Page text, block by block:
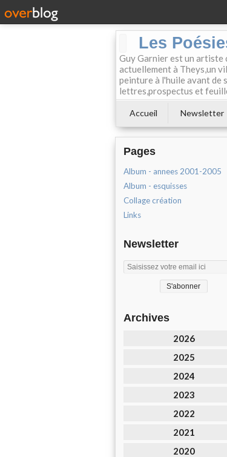
Les
Guy Garnier est un
actuellement à Theys,un
peinture à l'huile avant de
lettres,prospectus et
Accueil Newsletter
Pages
Album - annees 2001-2005
Album - esquisses
Collage création
Links
Newsletter
Archives
2026
2025
2024
2023
2022
2021
2020